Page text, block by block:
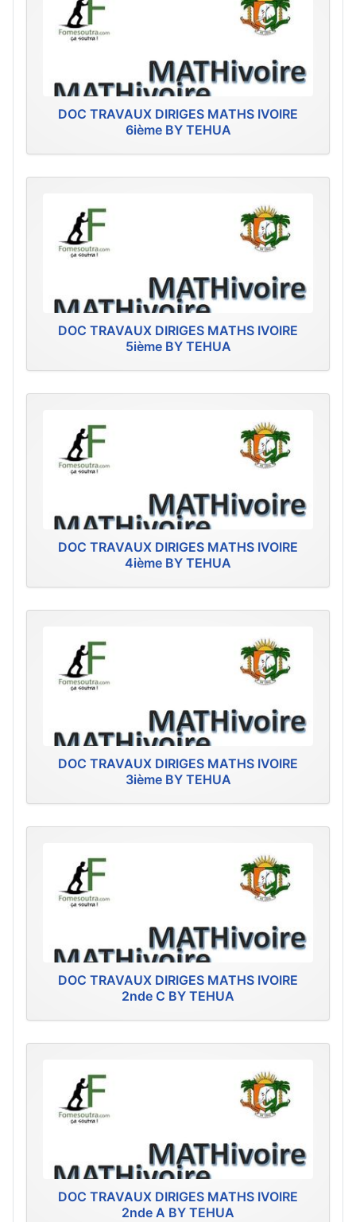
DOC TRAVAUX DIRIGES MATHS IVOIRE
6ième BY TEHUA
DOC TRAVAUX DIRIGES MATHS IVOIRE
5ième BY TEHUA
DOC TRAVAUX DIRIGES MATHS IVOIRE
4ième BY TEHUA
DOC TRAVAUX DIRIGES MATHS IVOIRE
3ième BY TEHUA
DOC TRAVAUX DIRIGES MATHS IVOIRE
2nde C BY TEHUA
DOC TRAVAUX DIRIGES MATHS IVOIRE
2nde A BY TEHUA